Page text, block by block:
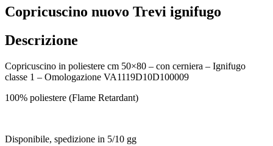
Copricuscino nuovo Trevi ignifugo
Descrizione
Copricuscino in poliestere cm 50×80 – con cerniera – Ignifugo
classe 1 – Omologazione VA1119D10D100009
100% poliestere (Flame Retardant)
Disponibile, spedizione in 5/10 gg